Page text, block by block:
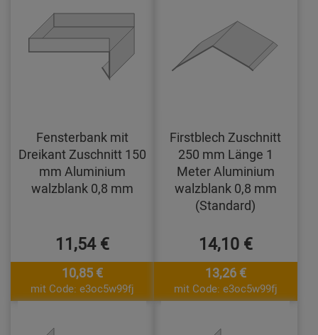
Fensterbank mit
Dreikant Zuschnitt 150
mm Aluminium
walzblank 0,8 mm
11,54 €
10,85 €
mit Code: e3oc5w99fj
Firstblech Zuschnitt
250 mm Länge 1
Meter Aluminium
walzblank 0,8 mm
(Standard)
14,10 €
13,26 €
mit Code: e3oc5w99fj